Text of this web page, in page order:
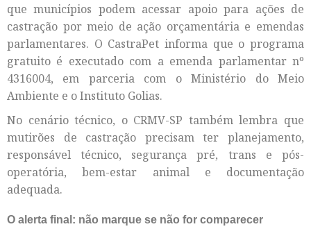
que municípios podem acessar apoio para ações de
castração por meio de ação orçamentária e emendas
parlamentares. O CastraPet informa que o programa
gratuito é executado com a emenda parlamentar nº
4316004, em parceria com o Ministério do Meio
Ambiente e o Instituto Golias.
No cenário técnico, o CRMV-SP também lembra que
mutirões de castração precisam ter planejamento,
responsável técnico, segurança pré, trans e pós-
operatória, bem-estar animal e documentação
adequada.
O alerta final: não marque se não for comparecer